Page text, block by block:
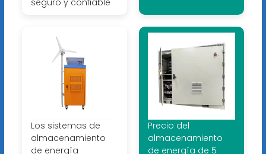
Los sistemas de
almacenamiento
de energía
Precio del
almacenamiento
de energía de 5